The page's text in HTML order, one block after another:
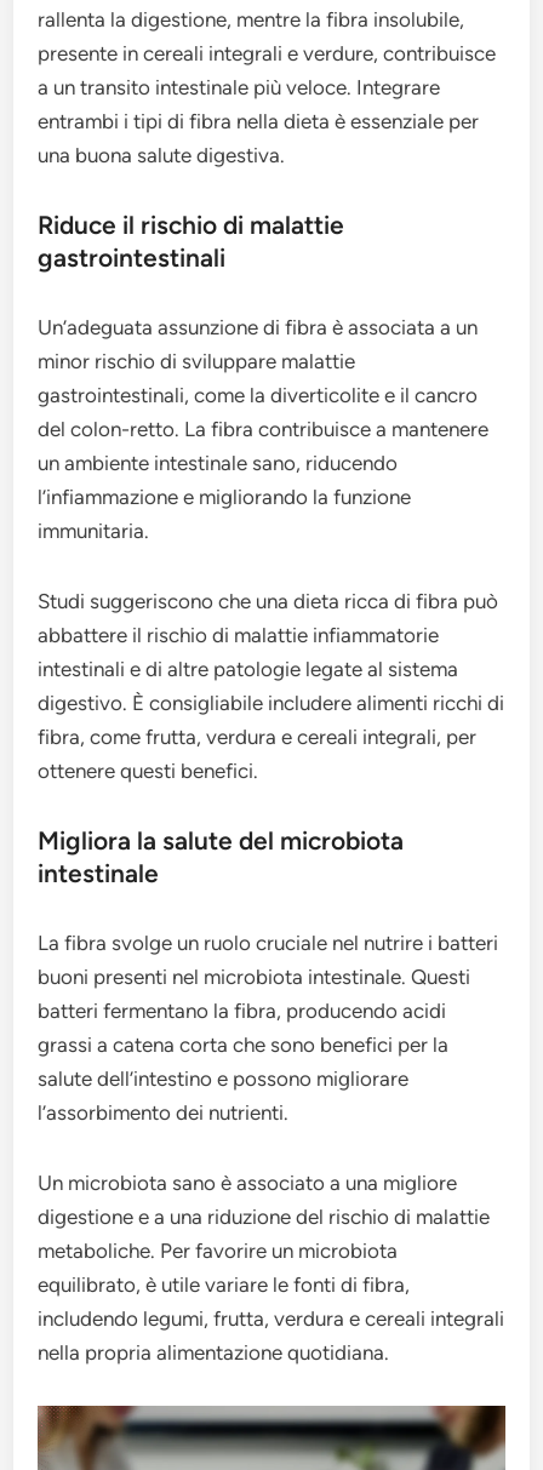
rallenta la digestione, mentre la fibra insolubile,
presente in cereali integrali e verdure, contribuisce
a un transito intestinale più veloce. Integrare
entrambi i tipi di fibra nella dieta è essenziale per
una buona salute digestiva.
Riduce il rischio di malattie
gastrointestinali
Un’adeguata assunzione di fibra è associata a un
minor rischio di sviluppare malattie
gastrointestinali, come la diverticolite e il cancro
del colon-retto. La fibra contribuisce a mantenere
un ambiente intestinale sano, riducendo
l’infiammazione e migliorando la funzione
immunitaria.
Studi suggeriscono che una dieta ricca di fibra può
abbattere il rischio di malattie infiammatorie
intestinali e di altre patologie legate al sistema
digestivo. È consigliabile includere alimenti ricchi di
fibra, come frutta, verdura e cereali integrali, per
ottenere questi benefici.
Migliora la salute del microbiota
intestinale
La fibra svolge un ruolo cruciale nel nutrire i batteri
buoni presenti nel microbiota intestinale. Questi
batteri fermentano la fibra, producendo acidi
grassi a catena corta che sono benefici per la
salute dell’intestino e possono migliorare
l’assorbimento dei nutrienti.
Un microbiota sano è associato a una migliore
digestione e a una riduzione del rischio di malattie
metaboliche. Per favorire un microbiota
equilibrato, è utile variare le fonti di fibra,
includendo legumi, frutta, verdura e cereali integrali
nella propria alimentazione quotidiana.